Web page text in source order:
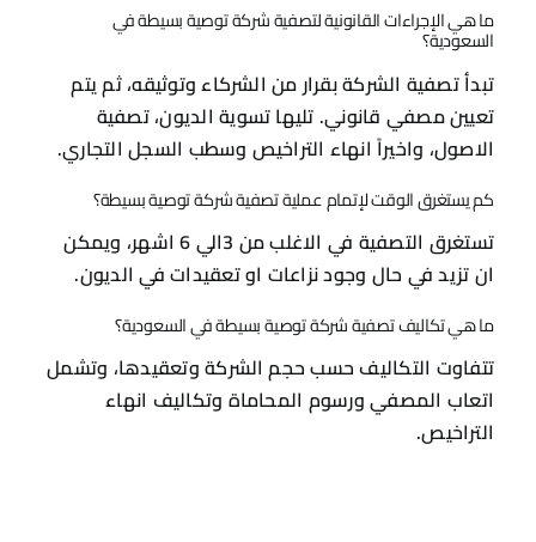
ما هي الإجراءات القانونية لتصفية شركة توصية بسيطة في
السعودية؟
تبدأ تصفية الشركة بقرار من الشركاء وتوثيقه، ثم يتم
تعيين مصفي قانوني. تليها تسوية الديون، تصفية
الاصول، واخيراً انهاء التراخيص وسطب السجل التجاري.
كم يستغرق الوقت لإتمام عملية تصفية شركة توصية بسيطة؟
تستغرق التصفية في الاغلب من 3الي 6 اشهر، ويمكن
ان تزيد في حال وجود نزاعات او تعقيدات في الديون.
ما هي تكاليف تصفية شركة توصية بسيطة في السعودية؟
تتفاوت التكاليف حسب حجم الشركة وتعقيدها، وتشمل
اتعاب المصفي ورسوم المحاماة وتكاليف انهاء
التراخيص.